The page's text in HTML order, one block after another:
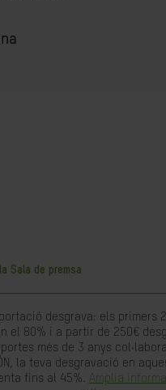
Sala de premsa
desgrava: els primers
el 80% i a partir de 250€
més de 3 anys
la teva desgravació en
fins al 45%. Amplia